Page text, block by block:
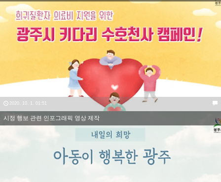
2020. 10. 1. 01:51
시정 행보 관련 인포그래픽 영상 제작